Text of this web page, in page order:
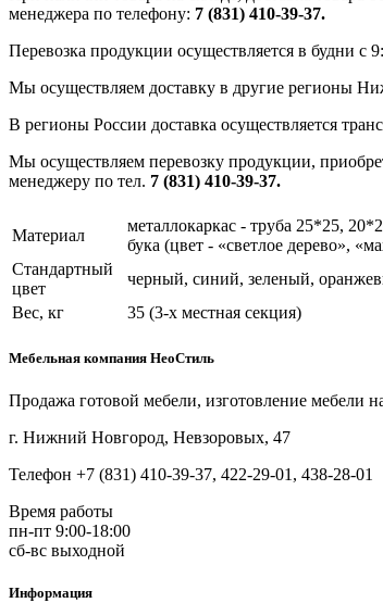
менеджера по телефону: 7 (831) 410-39-37.
Перевозка продукции осуществляется в будни с
Мы осуществляем доставку в другие регионы
В регионы России доставка осуществляется
Мы осуществляем перевозку продукции,
менеджеру по тел. 7 (831) 410-39-37.
Материал
металлокаркас - труба 25*25,
бука (цвет - «светлое дерево»,
Стандартный
цвет
черный, синий, зеленый,
Вес, кг
35 (3-х местная секция)
Мебельная компания НеоСтиль
Продажа готовой мебели, изготовление мебели
г. Нижний Новгород, Невзоровых, 47
Телефон +7 (831) 410-39-37, 422-29-01, 438-28-01
Время работы
пн-пт 9:00-18:00
сб-вс выходной
Информация